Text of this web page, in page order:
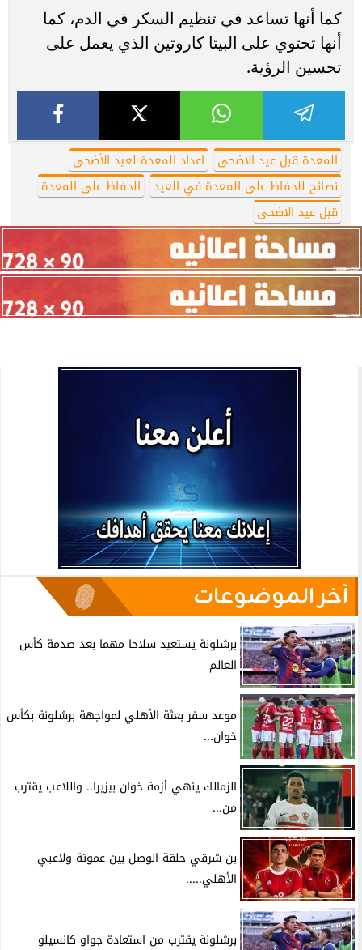
كما أنها تساعد في تنظيم السكر في الدم، كما
أنها تحتوي على البيتا كاروتين الذي يعمل على
تحسين الرؤية.
المعدة قبل عيد الاضحى
اعداد المعدة لعيد الأضحى
نصائح للحفاظ على المعدة في العيد
الحفاظ على المعدة
قبل عيد الاضحى
آخر الموضوعات
برشلونة يستعيد سلاحا مهما بعد صدمة كأس
العالم
موعد سفر بعثة الأهلي لمواجهة برشلونة بكأس
خوان...
الزمالك ينهي أزمة خوان بيزيرا.. واللاعب يقترب
من...
بن شرقي حلقة الوصل بين عموتة ولاعبي
الأهلي.....
برشلونة يقترب من استعادة جواو كانسيلو